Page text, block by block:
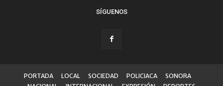
SÍGUENOS
PORTADA LOCAL SOCIEDAD POLICIACA
SONORA